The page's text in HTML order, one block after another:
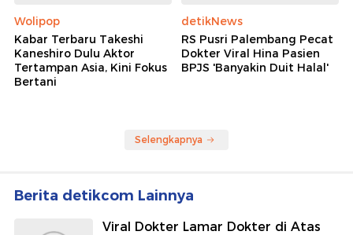
Wolipop
Kabar Terbaru Takeshi
Kaneshiro Dulu Aktor
Tertampan Asia, Kini Fokus
Bertani
detikNews
RS Pusri Palembang Pecat
Dokter Viral Hina Pasien
BPJS 'Banyakin Duit Halal'
Selengkapnya
Berita detikcom Lainnya
Viral Dokter Lamar Dokter di Atas